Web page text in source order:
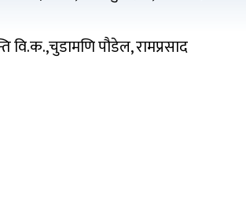
वि.क.,चुडामणि पौडेल, रामप्रसाद